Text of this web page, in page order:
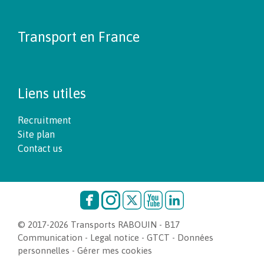
Transport en France
Liens utiles
Recruitment
Site plan
Contact us
© 2017-2026 Transports RABOUIN - B17
Communication - Legal notice - GTCT - Données
personnelles - Gérer mes cookies